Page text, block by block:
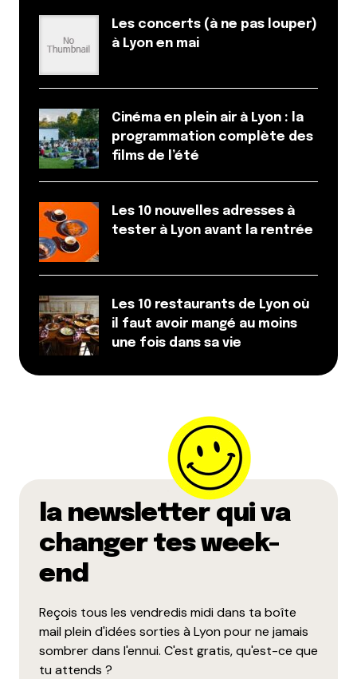
Les concerts (à ne pas louper)
à Lyon en mai
Cinéma en plein air à Lyon : la
programmation complète des
films de l’été
Les 10 nouvelles adresses à
tester à Lyon avant la rentrée
Les 10 restaurants de Lyon où
il faut avoir mangé au moins
une fois dans sa vie
la newsletter qui va
changer tes week-
end
Reçois tous les vendredis midi dans ta boîte
mail plein d'idées sorties à Lyon pour ne jamais
sombrer dans l'ennui. C'est gratis, qu'est-ce que
tu attends ?